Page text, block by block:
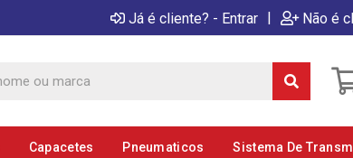
Já é cliente? - Entrar | Não é
Capacetes Pneumaticos Sistema De